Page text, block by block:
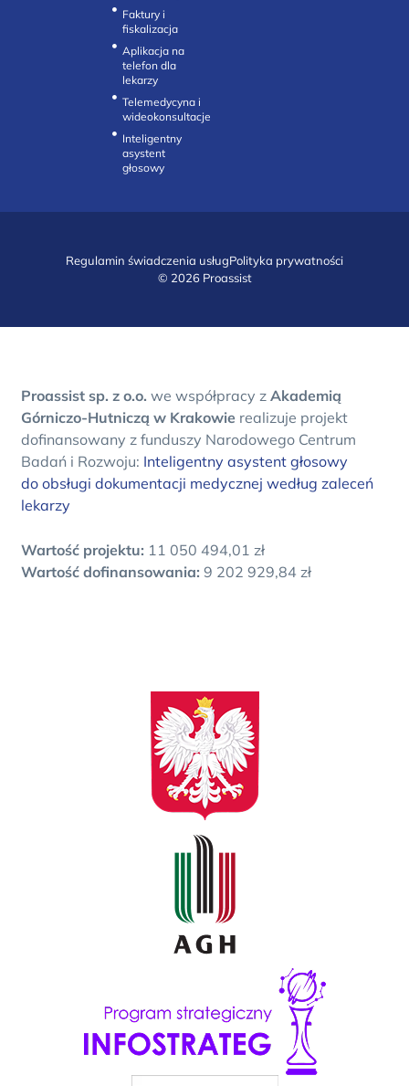
Faktury i
fiskalizacja
Aplikacja na
telefon dla
lekarzy
Telemedycyna i
wideokonsultacje‎
Inteligentny
asystent
głosowy
Regulamin świadczenia usługPolityka prywatności
© 2026 Proassist
Proassist sp. z o.o. we współpracy z Akademią
Górniczo-Hutniczą w Krakowie realizuje projekt
dofinansowany z funduszy Narodowego Centrum
Badań i Rozwoju: Inteligentny asystent głosowy
do obsługi dokumentacji medycznej według zaleceń
lekarzy
Wartość projektu: 11 050 494,01 zł
Wartość dofinansowania: 9 202 929,84 zł